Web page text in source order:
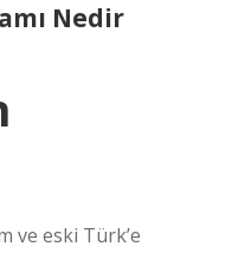
Nedir
ve eski Türk’e